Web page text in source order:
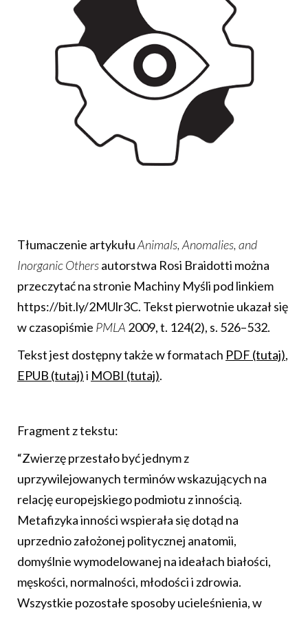
Tłumaczenie artykułuAnimals, Anomalies, and
Inorganic Othersautorstwa Rosi Braidotti można
przeczytać na stronie Machiny Myśli pod linkiem
https://bit.ly/2MUlr3C. Tekst pierwotnie ukazał się
w czasopiśmie PMLA 2009, t. 124(2), s. 526–532.
Tekst jest dostępny także w formatach PDF (tutaj),
EPUB (tutaj)i MOBI (tutaj).
Fragment z tekstu:
“Zwierzę przestało być jednym z
uprzywilejowanych terminów wskazujących na
relację europejskiego podmiotu z innością.
Metafizyka inności wspierała się dotąd na
uprzednio założonej politycznej anatomii,
domyślnie wymodelowanej na ideałach białości,
męskości, normalności, młodości i zdrowia.
Wszystkie pozostałe sposoby ucieleśnienia, w